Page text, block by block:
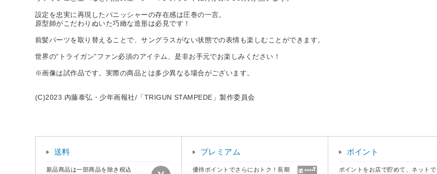
設定を忠実に再現したパニッシャーの存在感は圧巻の一言。
原型師がこだわりぬいた巧緻な造形は必見です！
前髪パーツを取り替えることで、サングラスがない状態での表情も楽しむことができます。
世界の“トライガン”ファン必須のアイテム、是非お手元でお楽しみください！
※画像は試作品です。実際の商品とは多少異なる場合がございます。
(C)2023 内藤泰弘・少年画報社/「TRIGUN STAMPEDE」製作委員会
送料
新品商品は一部商品を除き税込
プレミアム
優待ポイントでさらにおトク！長期
ポイント
ポイントをお店で貯めて、ネットで